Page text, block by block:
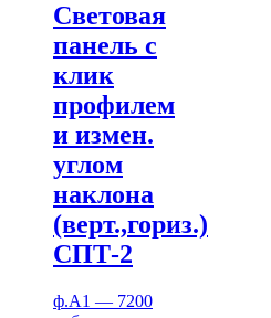
Световая
панель с
клик
профилем
и измен.
углом
наклона
(верт.,гориз.)
СПТ-2
ф.А1 — 7200